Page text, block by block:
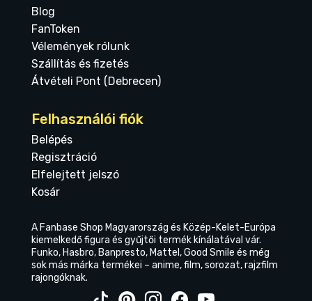
Blog
FanToken
Vélemények rólunk
Szállítás és fizetés
Átvételi Pont (Debrecen)
Felhasználói fiók
Belépés
Regisztráció
Elfelejtett jelszó
Kosár
A Fanbase Shop Magyarország és Közép-Kelet-Európa
kiemelkedő figura és gyűjtői termék kínálatával vár.
Funko, Hasbro, Banpresto, Mattel, Good Smile és még
sok más márka termékei – anime, film, sorozat, rajzfilm
rajongóknak.